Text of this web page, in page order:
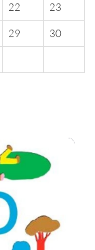
22
23
29
30